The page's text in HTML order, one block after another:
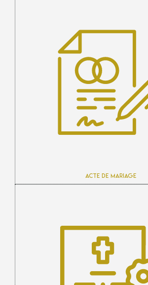
Acte de mariage